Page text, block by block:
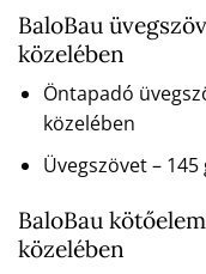
BaloBau
közelében
Öntapadó
közelében
Üvegszövet –
BaloBau
közelében